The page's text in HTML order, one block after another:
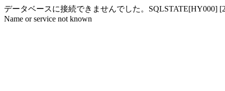
データベースに接続できませんでした。SQLSTATE[HY000]
Name or service not known